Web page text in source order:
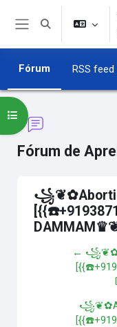
Ir para o conteúdo principal
Alternar entrada
Fórum RSS
Fórum de
Abrir índice do curso
←